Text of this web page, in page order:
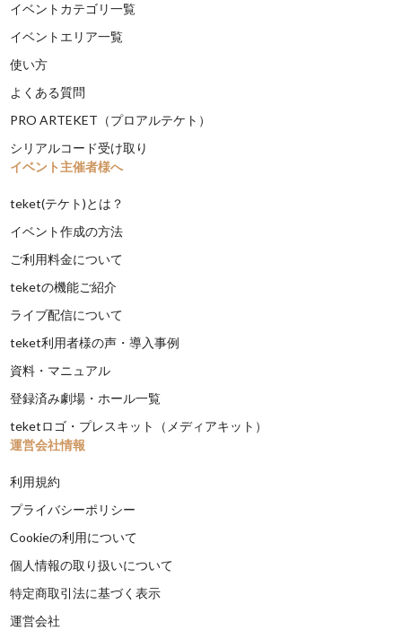
イベントカテゴリ一覧
イベントエリア一覧
使い方
よくある質問
PRO ARTEKET（プロアルテケト）
シリアルコード受け取り
イベント主催者様へ
teket(テケト)とは？
イベント作成の方法
ご利用料金について
teketの機能ご紹介
ライブ配信について
teket利用者様の声・導入事例
資料・マニュアル
登録済み劇場・ホール一覧
teketロゴ・プレスキット（メディアキット）
運営会社情報
利用規約
プライバシーポリシー
Cookieの利用について
個人情報の取り扱いについて
特定商取引法に基づく表示
運営会社